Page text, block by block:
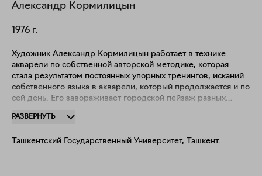
Александр Кормилицын
1976 г.
Художник Александр Кормилицын работает в технике
акварели по собственной авторской методике, которая
стала результатом постоянных упорных тренингов, исканий
собственного языка в акварели, который продолжается и по
сей день. Его завораживает городской пейзаж разных
работает и над другими направлениями - абстрактная
произведениях автор стремится показать уникальность и
РАЗВЕРНУТЬ
Ташкентский Государственный Университет, Ташкент.